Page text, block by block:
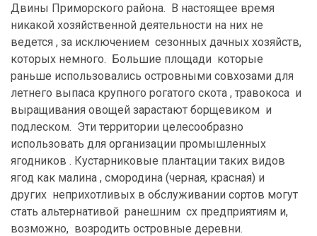
Двины Приморского района. В настоящее время
никакой хозяйственной деятельности на них не
ведется , за исключением сезонных дачных хозяйств,
которых немного. Большие площади которые
раньше использовались островными совхозами для
летнего выпаса крупного рогатого скота , травокоса и
выращивания овощей зарастают борщевиком и
подлеском. Эти территории целесообразно
использовать для организации промышленных
ягодников . Кустарниковые плантации таких видов
ягод как малина , смородина (черная, красная) и
других неприхотливых в обслуживании сортов могут
стать альтернативой ранешним сх предприятиям и,
возможно, возродить островные деревни.